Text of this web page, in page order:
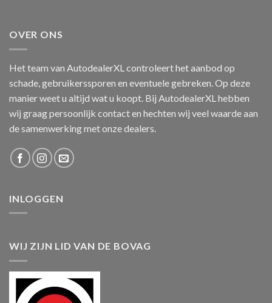
OVER ONS
Het team van AutodealerXL controleert het aanbod op
schade, gebruikerssporen en eventuele gebreken. Op deze
manier weet u altijd wat u koopt. Bij AutodealerXL hebben
wij graag persoonlijk contact en hechten wij veel waarde aan
de samenwerking met onze dealers.
INLOGGEN
WIJ ZIJN LID VAN DE BOVAG